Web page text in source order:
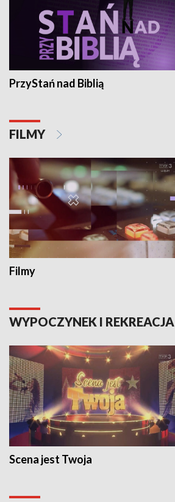
PrzyStań nad Biblią
FILMY
Filmy
WYPOCZYNEK I REKREACJA
Scena jest Twoja